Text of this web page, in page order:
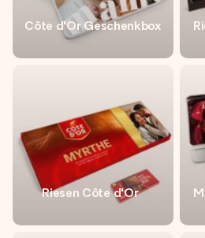
Côte d'Or Geschenkbox
Riesen Côte d'Or